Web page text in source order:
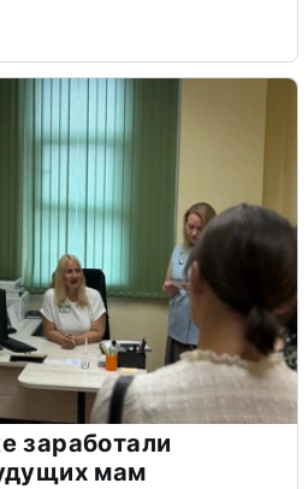
заработали
мам